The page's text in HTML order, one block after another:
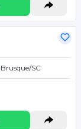
Brusque/SC